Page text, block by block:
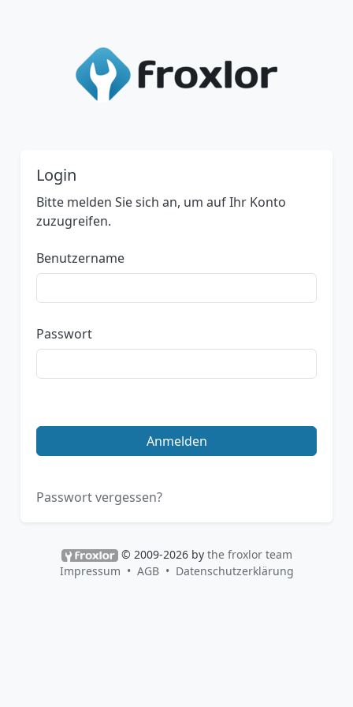
Login
Bitte melden Sie sich an, um auf Ihr Konto
zuzugreifen.
Benutzername
Passwort
Anmelden
Passwort vergessen?
© 2009-2026 by the froxlor team
Impressum
AGB Datenschutzerklärung